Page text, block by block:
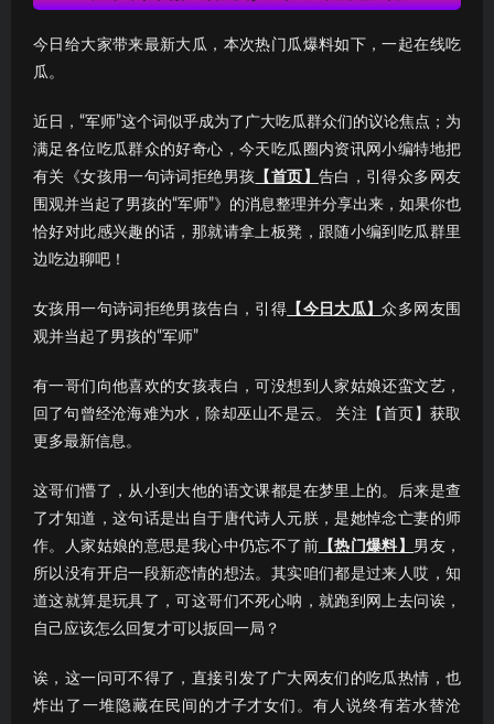
今日给大家带来最新大瓜，本次热门瓜爆料如下，一起在线吃
瓜。
近日，“军师”这个词似乎成为了广大吃瓜群众们的议论焦点；为
满足各位吃瓜群众的好奇心，今天吃瓜圈内资讯网小编特地把
有关《女孩用一句诗词拒绝男孩 【首页】 告白，引得众多网友
围观并当起了男孩的“军师”》的消息整理并分享出来，如果你也
恰好对此感兴趣的话，那就请拿上板凳，跟随小编到吃瓜群里
边吃边聊吧！
女孩用一句诗词拒绝男孩告白，引得 【今日大瓜】众多网友围
观并当起了男孩的“军师”
有一哥们向他喜欢的女孩表白，可没想到人家姑娘还蛮文艺，
回了句曾经沧海难为水，除却巫山不是云。 关注【首页】获取
更多最新信息。
这哥们懵了，从小到大他的语文课都是在梦里上的。后来是查
了才知道，这句话是出自于唐代诗人元朕，是她悼念亡妻的师
作。人家姑娘的意思是我心中仍忘不了前【热门爆料】 男友，
所以没有开启一段新恋情的想法。其实咱们都是过来人哎，知
道这就算是玩具了，可这哥们不死心呐，就跑到网上去问诶，
自己应该怎么回复才可以扳回一局？
诶，这一问可不得了，直接引发了广大网友们的吃瓜热情，也
炸出了一堆隐藏在民间的才子才女们。有人说终有若水替沧